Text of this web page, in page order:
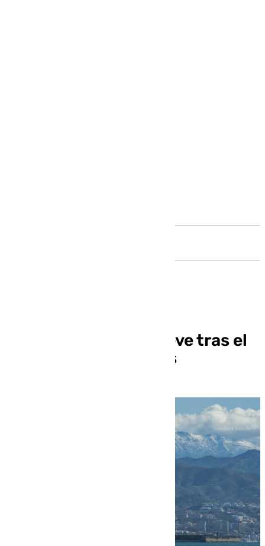
Málaga acaricia la nieve tras el
paso de las borrascas